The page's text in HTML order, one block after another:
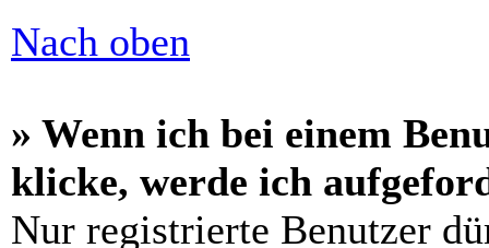
Nach oben
» Wenn ich bei einem
klicke, werde ich
Nur registrierte Benutzer